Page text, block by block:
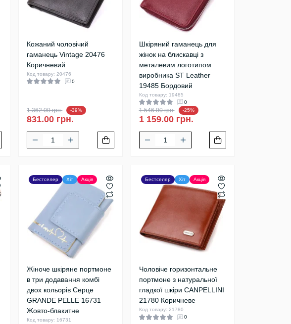
Кожаний чоловічий
гаманець Vintage 20476
Коричневий
Код товару: 20476
0
1 362.00 грн. -39%
831.00 грн.
Шкіряний гаманець для
жінок на блискавці з
металевим логотипом
виробника ST Leather
19485 Бордовий
Код товару: 19485
0
1 546.00 грн. -25%
1 159.00 грн.
Бестселер Хіт Акція
Жіноче шкіряне портмоне
в три додавання комбі
двох кольорів Серце
GRANDE PELLE 16731
Жовто-блакитне
Код товару: 16731
Бестселер Хіт Акція
Чоловіче горизонтальне
портмоне з натуральної
гладкої шкіри CANPELLINI
21780 Коричневе
Код товару: 21780
0